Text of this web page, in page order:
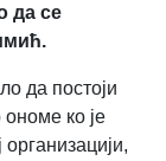
да се
да постоји
ономе ко је